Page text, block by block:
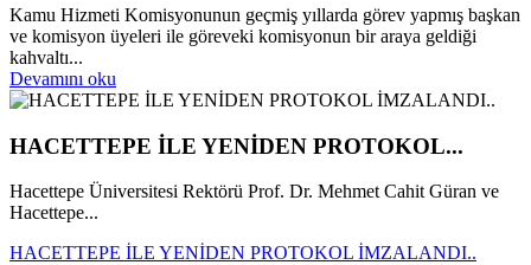
Kamu Hizmeti Komisyonunun geçmiş yıllarda görev yapmış başkan
ve komisyon üyeleri ile göreveki komisyonun bir araya geldiği
kahvaltı...
Devamını oku
HACETTEPE İLE YENİDEN PROTOKOL...
Hacettepe Üniversitesi Rektörü Prof. Dr. Mehmet Cahit Güran ve
Hacettepe...
HACETTEPE İLE YENİDEN PROTOKOL İMZALANDI..